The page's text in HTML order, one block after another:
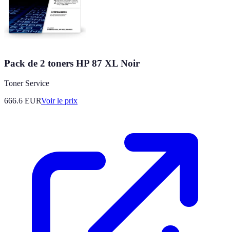
Pack de 2 toners HP 87 XL Noir
Toner Service
666.6 EURVoir le prix